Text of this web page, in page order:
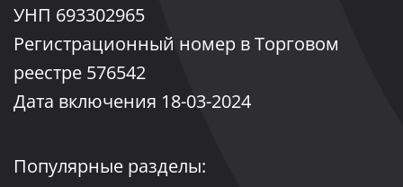
УНП 693302965
Регистрационный номер в Торговом
реестре 576542
Дата включения 18-03-2024
Популярные разделы: